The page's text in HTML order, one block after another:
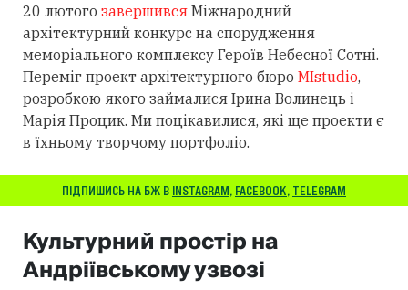
20 лютого завершився Міжнародний
архітектурний конкурс на спорудження
меморіального комплексу Героїв Небесної Сотні.
Переміг проект архітектурного бюро MIstudio,
розробкою якого займалися Ірина Волинець і
Марія Процик. Ми поцікавилися, які ще проекти є
в їхньому творчому портфоліо.
ПІДПИШИСЬ НА БЖ В INSTAGRAM, FACEBOOK, TELEGRAM
Культурний простір на
Андріївському узвозі